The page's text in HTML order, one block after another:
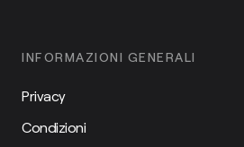
INFORMAZIONI GENERALI
Privacy
Condizioni